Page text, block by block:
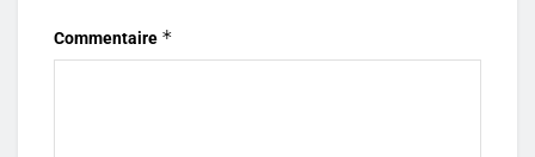
Commentaire *